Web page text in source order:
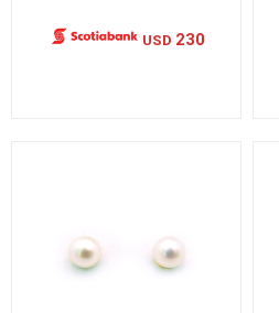
USD 230